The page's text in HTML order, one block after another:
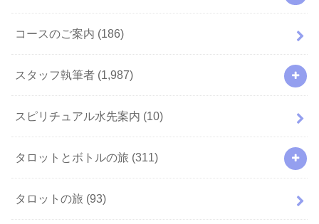
コースのご案内 (186)
スタッフ執筆者 (1,987)
スピリチュアル水先案内 (10)
タロットとボトルの旅 (311)
タロットの旅 (93)